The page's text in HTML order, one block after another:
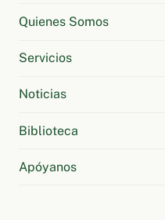
Quienes Somos
Servicios
Noticias
Biblioteca
Apóyanos